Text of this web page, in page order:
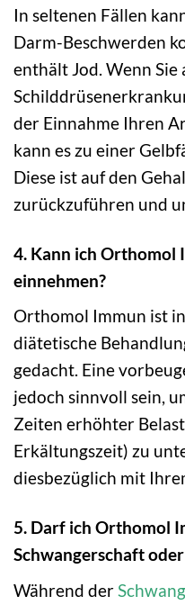
In seltenen Fällen
Darm-Beschwerden
enthält Jod. Wenn Sie
der Einnahme Ihren
kann es zu einer
Diese ist auf den
zurückzuführen und
4. Kann ich Orthomol
einnehmen?
Orthomol Immun ist
diätetische
gedacht. Eine
jedoch sinnvoll sein,
Zeiten erhöhter
Erkältungszeit) zu
diesbezüglich mit
5. Darf ich Orthomol
Schwangerschaft
Während der